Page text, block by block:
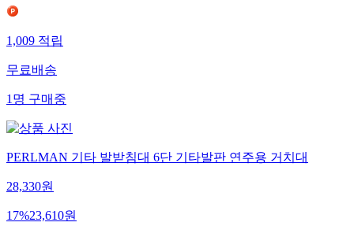
1,009적립
무료배송
1명구매중
PERLMAN 기타 발받침대 6단 기타발판 연주용 거치대
28,330원
17%23,610원